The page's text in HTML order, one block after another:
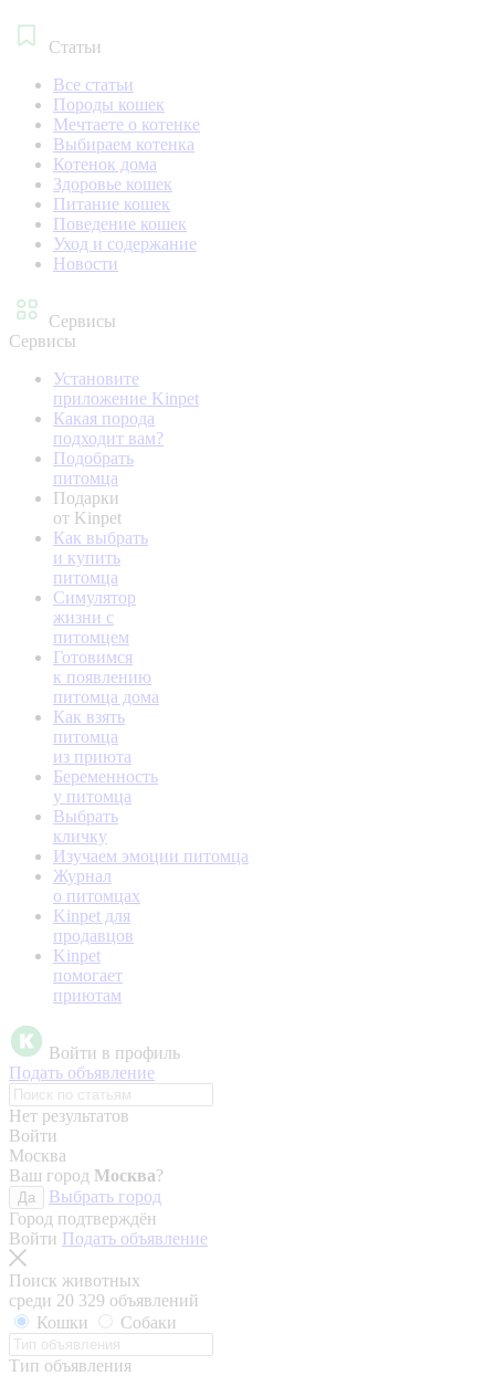
Статьи
Все статьи
Породы кошек
Мечтаете о котенке
Выбираем котенка
Котенок дома
Здоровье кошек
Питание кошек
Поведение кошек
Уход и содержание
Новости
Сервисы
Сервисы
Установите
приложение Kinpet
Какая порода
подходит вам?
Подобрать
питомца
Подарки
от Kinpet
Как выбрать
и купить
питомца
Симулятор
жизни с
питомцем
Готовимся
к появлению
питомца дома
Как взять
питомца
из приюта
Беременность
у питомца
Выбрать
кличку
Изучаем эмоции питомца
Журнал
о питомцах
Kinpet для
продавцов
Kinpet
помогает
приютам
Войти в профиль
Подать объявление
Нет результатов
Войти
Москва
Ваш город Москва?
Да
Выбрать город
Город подтверждён
Войти Подать объявление
Поиск животных
среди 20 329 объявлений
Кошки
Собаки
Тип объявления